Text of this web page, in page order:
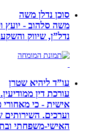
סוכן נדלן משה
משה סלהוב - יועץ וסוכן
נדל”ן, שיווק והשקעות
עו”ד ליהיא שטרן
עורכת דין ממודיעין.
אישית - כי מאחורי כל
וערכים. השירותים שלי:
האישי-משפחתי ובתחום